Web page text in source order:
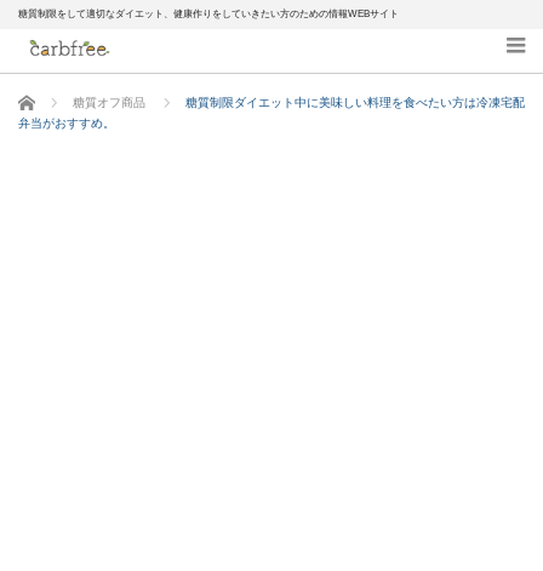
糖質制限をして適切なダイエット、健康作りをしていきたい方のための情報WEBサイト
ホーム 糖質オフ商品
糖質制限ダイエット中に美味しい料理を食べたい方は冷凍宅配
弁当がおすすめ。